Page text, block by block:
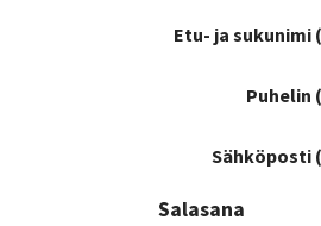
Etu- ja sukunimi
Puhelin
Sähköposti
Salasana